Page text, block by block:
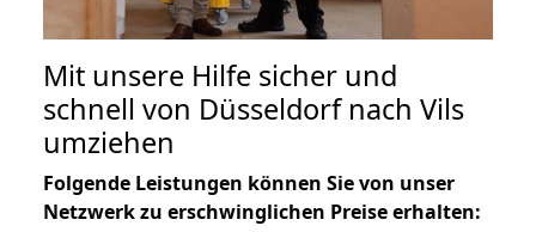
Mit unsere Hilfe sicher und
schnell von Düsseldorf nach Vils
umziehen
Folgende Leistungen können Sie von unser
Netzwerk zu erschwinglichen Preise erhalten: